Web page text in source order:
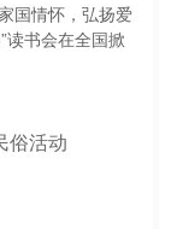
国情怀，弘扬爱
读书会在全国掀